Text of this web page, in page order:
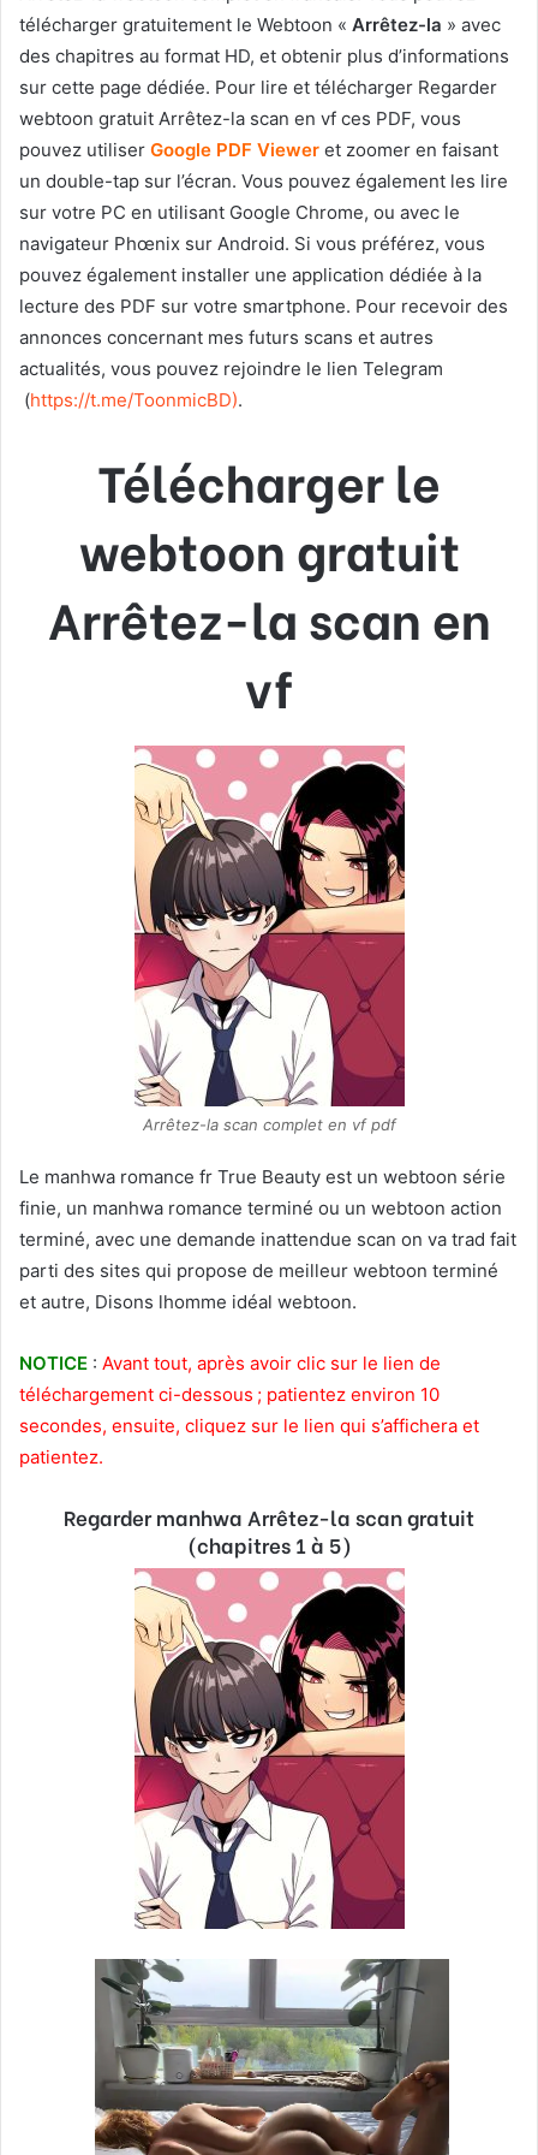
télécharger gratuitement le Webtoon « Arrêtez-la » avec
des chapitres au format HD, et obtenir plus d’informations
sur cette page dédiée. Pour lire et télécharger Regarder
webtoon gratuit Arrêtez-la scan en vf ces PDF, vous
pouvez utiliser Google PDF Viewer et zoomer en faisant
un double-tap sur l’écran. Vous pouvez également les lire
sur votre PC en utilisant Google Chrome, ou avec le
navigateur Phœnix sur Android. Si vous préférez, vous
pouvez également installer une application dédiée à la
lecture des PDF sur votre smartphone. Pour recevoir des
annonces concernant mes futurs scans et autres
actualités, vous pouvez rejoindre le lien Telegram
(https://t.me/ToonmicBD).
Télécharger le
webtoon gratuit
Arrêtez-la scan en
vf
Arrêtez-la scan complet en vf pdf
Le manhwa romance fr True Beauty est un webtoon série
finie, un manhwa romance terminé ou un webtoon action
terminé, avec une demande inattendue scan on va trad fait
parti des sites qui propose de meilleur webtoon terminé
et autre, Disons lhomme idéal webtoon.
NOTICE : Avant tout, après avoir clic sur le lien de
téléchargement ci-dessous ; patientez environ 10
secondes, ensuite, cliquez sur le lien qui s’affichera et
patientez.
Regarder manhwa Arrêtez-la scan gratuit
(chapitres 1 à 5)